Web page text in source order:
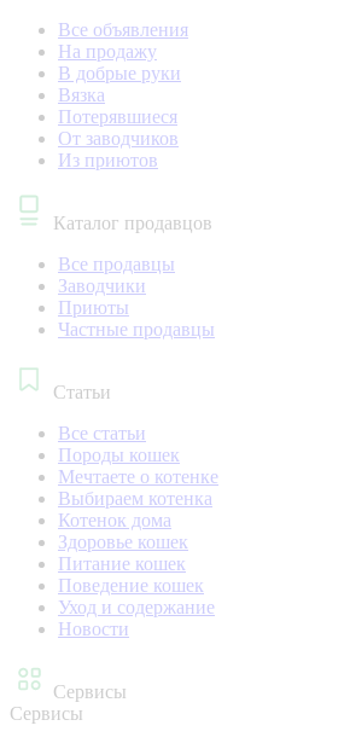
Все объявления
На продажу
В добрые руки
Вязка
Потерявшиеся
От заводчиков
Из приютов
Каталог продавцов
Все продавцы
Заводчики
Приюты
Частные продавцы
Статьи
Все статьи
Породы кошек
Мечтаете о котенке
Выбираем котенка
Котенок дома
Здоровье кошек
Питание кошек
Поведение кошек
Уход и содержание
Новости
Сервисы
Сервисы